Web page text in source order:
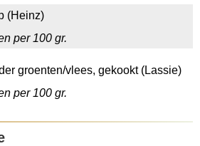
(Heinz)
per 100 gr.
groenten/vlees, gekookt (Lassie)
per 100 gr.